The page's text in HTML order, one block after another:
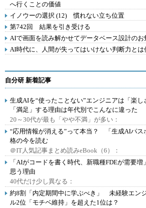
へ行くことの価値
イノウーの選択 (12) 慣れない立ち位置
第742回 結果を引き受ける
AIで画面を読み解かせてデータベース設計のお
AI時代に、人間が失ってはいけない判断力とは
自分研 新着記事
生成AIを“使ったことない”エンジニアは「楽
「満足」する理由は年代別でこんなに違った
20～30代が最も「やや不満」が多い：
“応用情報が消える”って本当？ 「生成AIパ
格の今を読む
＠IT人気記事まとめ読みeBook（6）：
「AIがコードを書く時代、新職種FDEが需要
思う理由
40代だけ少し異なる：
約8割「内定期間中に学ぶべき」 未経験エン
ル2位「モチベ維持」を超えた1位は？